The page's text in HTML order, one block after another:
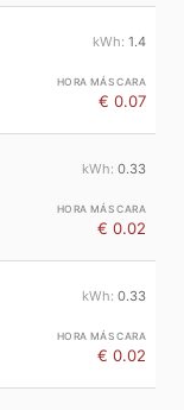
1.4
€ 0.07
0.33
€ 0.02
0.33
€ 0.02